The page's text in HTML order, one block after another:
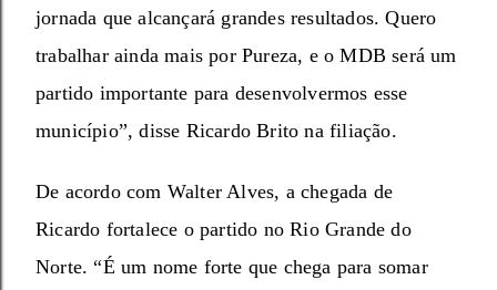
jornada que alcançará grandes resultados. Quero
trabalhar ainda mais por Pureza, e o MDB será um
partido importante para desenvolvermos esse
município”, disse Ricardo Brito na filiação.
De acordo com Walter Alves, a chegada de
Ricardo fortalece o partido no Rio Grande do
Norte. “É um nome forte que chega para somar